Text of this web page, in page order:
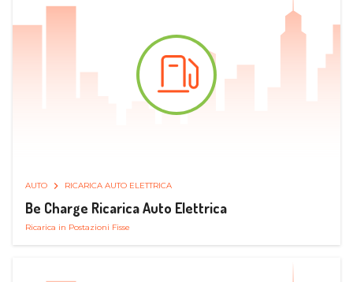
AUTO RICARICA AUTO ELETTRICA
Be Charge Ricarica Auto Elettrica
Ricarica in Postazioni Fisse